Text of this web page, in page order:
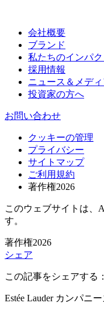
会社概要
ブランド
私たちのインパク
採用情報
ニュース＆メデ
投資家の方へ
お問い合わせ
クッキーの管理
プライバシー
サイトマップ
ご利用規約
著作権2026
このウェブサイトは、
す。
著作権2026
シェア
この記事をシェアする：
Estée Lauder カンパニ